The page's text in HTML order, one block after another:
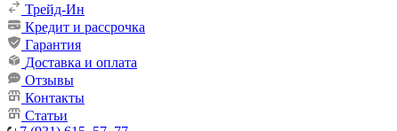
Трейд-Ин
Кредит и рассрочка
Гарантия
Доставка и оплата
Отзывы
Контакты
Статьи